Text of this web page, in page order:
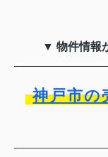
▼ 物件情報
神戸市の